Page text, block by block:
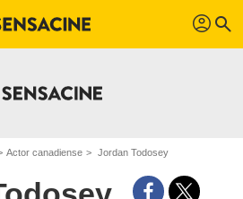
profil search
Actor canadiense Jordan Todosey